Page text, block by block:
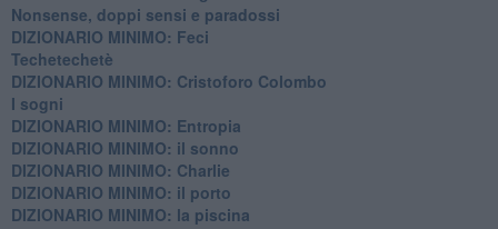
Nonsense, doppi sensi e paradossi
DIZIONARIO MINIMO: Feci
Techetechetè
DIZIONARIO MINIMO: Cristoforo Colombo
I sogni
DIZIONARIO MINIMO: Entropia
DIZIONARIO MINIMO: il sonno
DIZIONARIO MINIMO: Charlie
DIZIONARIO MINIMO: il porto
DIZIONARIO MINIMO: la piscina